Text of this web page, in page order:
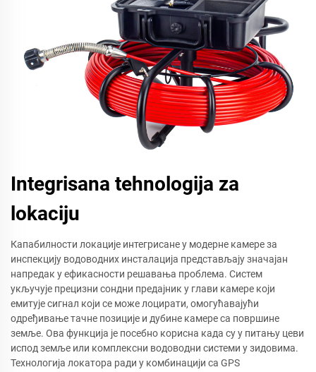
Integrisana tehnologija za
lokaciju
Капабилности локације интегрисане у модерне камере за
инспекцију водоводних инсталација представљају значајан
напредак у ефикасности решавања проблема. Систем
укључује прецизни сондни предајник у глави камере који
емитује сигнал који се може лоцирати, омогућавајући
одређивање тачне позиције и дубине камере са површине
земље. Ова функција је посебно корисна када су у питању цеви
испод земље или комплексни водоводни системи у зидовима.
Технологија локатора ради у комбинацији са GPS